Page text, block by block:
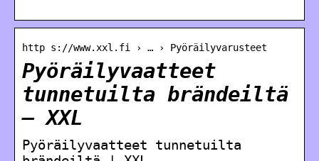
http s://www.xxl.fi › … › Pyöräilyvarusteet
Pyöräilyvaatteet
tunnetuilta brändeiltä
– XXL
Pyöräilyvaatteet tunnetuilta